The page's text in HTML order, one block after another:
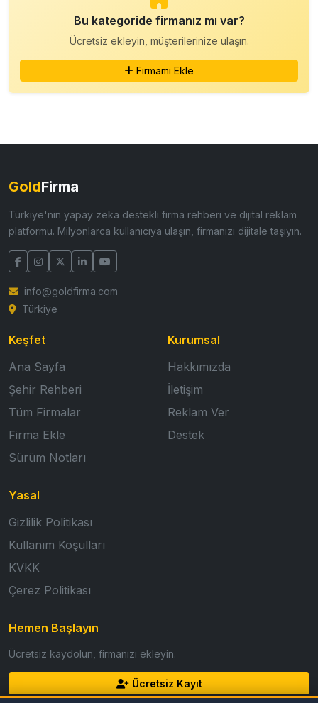
Bu kategoride firmanız mı var?
Ücretsiz ekleyin, müşterilerinize ulaşın.
Firmamı Ekle
GoldFirma
Türkiye'nin yapay zeka destekli firma rehberi ve dijital reklam
platformu. Milyonlarca kullanıcıya ulaşın, firmanızı dijitale taşıyın.
info@goldfirma.com
Türkiye
Keşfet
Ana Sayfa
Şehir Rehberi
Tüm Firmalar
Firma Ekle
Sürüm Notları
Kurumsal
Hakkımızda
İletişim
Reklam Ver
Destek
Yasal
Gizlilik Politikası
Kullanım Koşulları
KVKK
Çerez Politikası
Hemen Başlayın
Ücretsiz kaydolun, firmanızı ekleyin.
Ücretsiz Kayıt